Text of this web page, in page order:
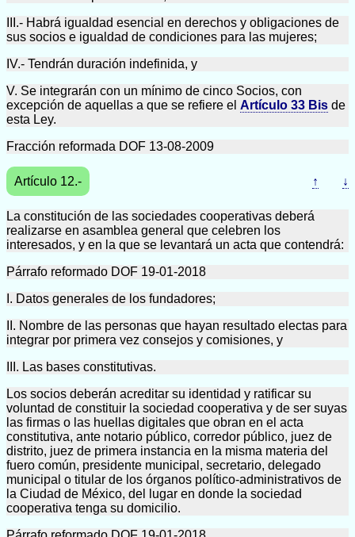
III.- Habrá igualdad esencial en derechos y obligaciones de
sus socios e igualdad de condiciones para las mujeres;
IV.- Tendrán duración indefinida, y
V. Se integrarán con un mínimo de cinco Socios, con
excepción de aquellas a que se refiere el Artículo 33 Bis de
esta Ley.
Fracción reformada DOF 13-08-2009
Artículo 12.- ↑ ↓
La constitución de las sociedades cooperativas deberá
realizarse en asamblea general que celebren los
interesados, y en la que se levantará un acta que contendrá:
Párrafo reformado DOF 19-01-2018
I. Datos generales de los fundadores;
II. Nombre de las personas que hayan resultado electas para
integrar por primera vez consejos y comisiones, y
III. Las bases constitutivas.
Los socios deberán acreditar su identidad y ratificar su
voluntad de constituir la sociedad cooperativa y de ser suyas
las firmas o las huellas digitales que obran en el acta
constitutiva, ante notario público, corredor público, juez de
distrito, juez de primera instancia en la misma materia del
fuero común, presidente municipal, secretario, delegado
municipal o titular de los órganos político-administrativos de
la Ciudad de México, del lugar en donde la sociedad
cooperativa tenga su domicilio.